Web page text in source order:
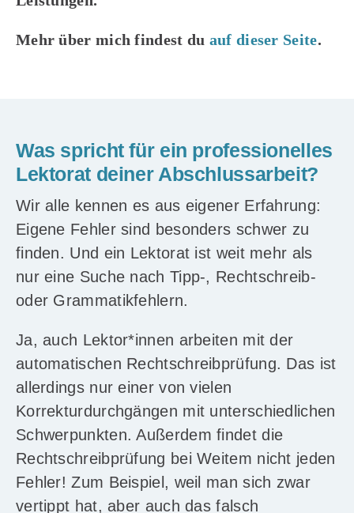
Mehr über mich findest du auf dieser Seite.
Was spricht für ein professionelles
Lektorat deiner Abschlussarbeit?
Wir alle kennen es aus eigener Erfahrung:
Eigene Fehler sind besonders schwer zu
finden. Und ein Lektorat ist weit mehr als
nur eine Suche nach Tipp-, Rechtschreib-
oder Grammatikfehlern.
Ja, auch Lektor*innen arbeiten mit der
automatischen Rechtschreibprüfung. Das ist
allerdings nur einer von vielen
Korrekturdurchgängen mit unterschiedlichen
Schwerpunkten. Außerdem findet die
Rechtschreibprüfung bei Weitem nicht jeden
Fehler! Zum Beispiel, weil man sich zwar
vertippt hat, aber auch das falsch